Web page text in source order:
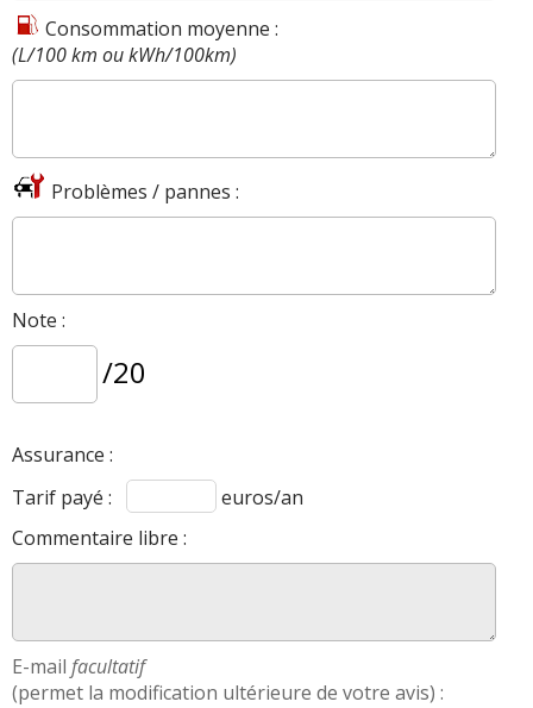
Consommation moyenne :
(L/100 km ou kWh/100km)
Problèmes / pannes :
Note :
/20
Assurance :
Tarif payé :
euros/an
Commentaire libre :
E-mail facultatif
(permet la modification ultérieure de votre avis) :